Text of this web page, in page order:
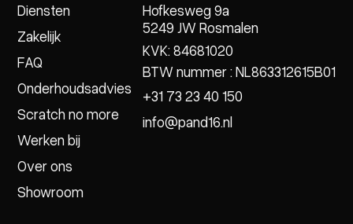
Diensten
Zakelijk
FAQ
Onderhoudsadvies
Scratch no more
Werken bij
Over ons
Showroom
Hofkesweg 9a
5249 JW Rosmalen
KVK: 84681020
BTW nummer : NL863312615B01
+31 73 23 40 150
info@pand16.nl